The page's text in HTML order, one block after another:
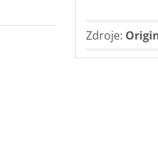
Zdroje: